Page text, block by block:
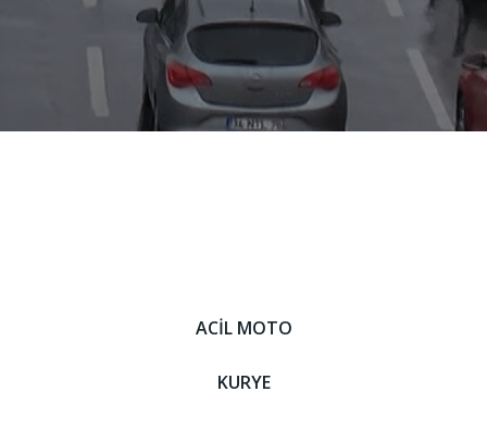
ACİL MOTO
KURYE